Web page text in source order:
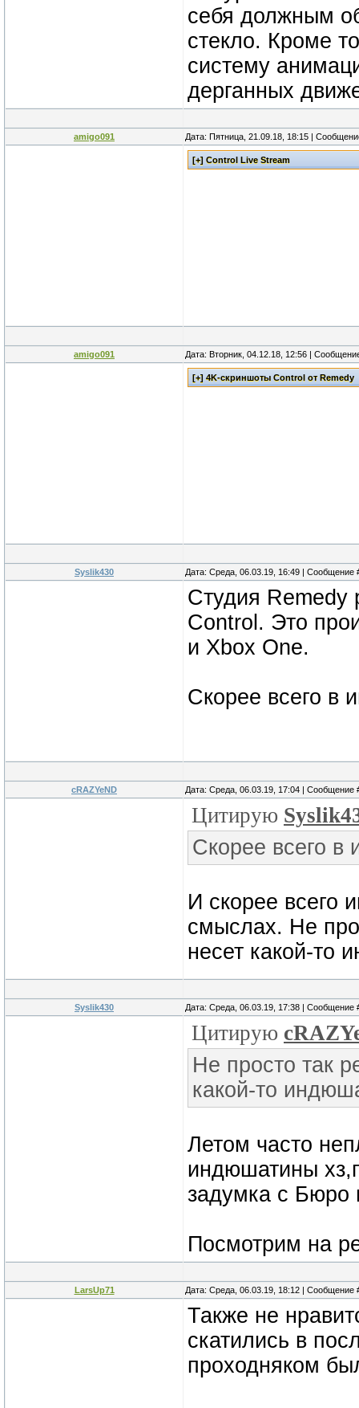
себя должным
стекло. Кроме
систему
дерганных
amigo091 Дата: Пятница, 21.09.18, 18:15 |
amigo091 Дата: Вторник, 04.12.18, 12:56 |
Syslik430 Дата: Среда, 06.03.19, 16:49 | Сообщение
Студия Remedy
Control. Это
и Xbox One.
Cкорее всего в
cRAZYeND Дата: Среда, 06.03.19, 17:04 | Сообщение
Цитирую
Cкорее всего в
И скорее всего
смыслах. Не
несет какой-то
Syslik430 Дата: Среда, 06.03.19, 17:38 | Сообщение
Цитирую
Не просто так
какой-то
Летом часто
индюшатины
задумка с Бюро
Посмотрим на
LarsUp71 Дата: Среда, 06.03.19, 18:12 | Сообщение
Также не
скатились в
проходняком